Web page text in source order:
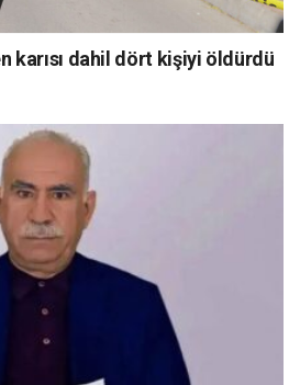
karısı dahil dört kişiyi öldürdü